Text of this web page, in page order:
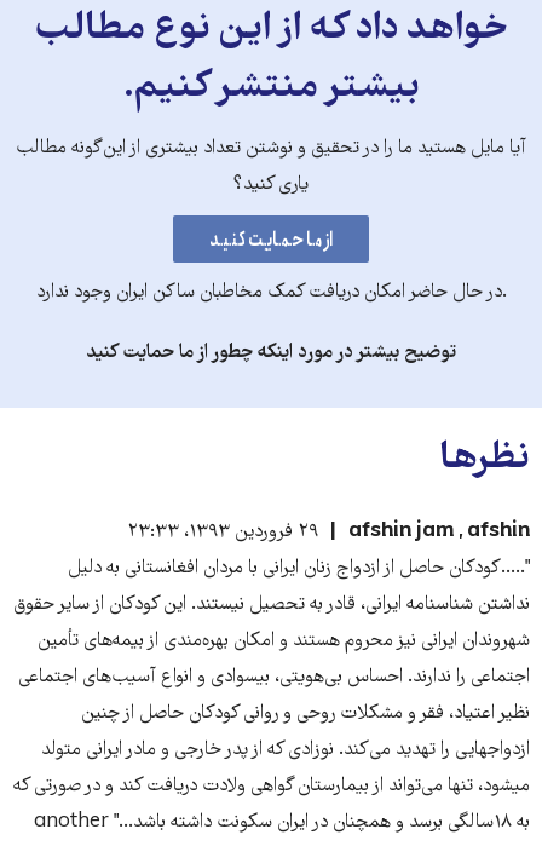
خواهد داد که از این نوع مطالب
بیشتر منتشر کنیم.
آیا مایل هستید ما را در تحقیق و نوشتن تعداد بیشتری از این‌گونه مطالب
یاری کنید؟
.در حال حاضر امکان دریافت کمک مخاطبان ساکن ایران وجود ندارد
توضیح بیشتر در مورد اینکه چطور از ما حمایت کنید
نظرها
afshin jam , afshin
۲۹ فروردین ۱۳۹۳، ۲۳:۳۳
".....کودکان حاصل از ازدواج زنان ایرانی با مردان افغانستانی به دلیل
نداشتن شناسنامه ایرانی، قادر به تحصیل نیستند. این کودکان از سایر حقوق
شهروندان ایرانی نیز محروم هستند و امکان بهره‌مندی از بیمه‌های تأمین
اجتماعی را ندارند. احساس بی‌هویتی، بی‏سوادی و انواع آسیب‌های اجتماعی
نظیر اعتیاد، فقر و مشکلات روحی و روانی کودکان حاصل از چنین
ازدواج‏هایی را تهدید می‌کند. نوزادی که از پدر خارجی و مادر ایرانی متولد
می‎شود، تنها می‌تواند از بیمارستان گواهی ولادت دریافت کند و در صورتی که
به ۱۸سالگی برسد و همچنان در ایران سکونت داشته باشد..." another